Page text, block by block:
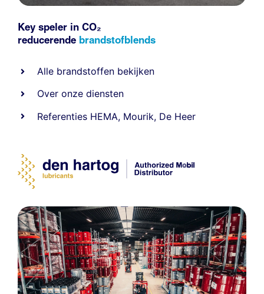
Key speler in CO₂
reducerende brandstofblends
Alle brandstoffen bekijken
Over onze diensten
Referenties HEMA, Mourik, De Heer